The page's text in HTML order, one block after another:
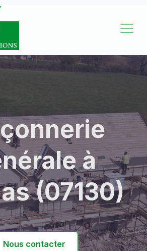
à
(07130)
Nous contacter